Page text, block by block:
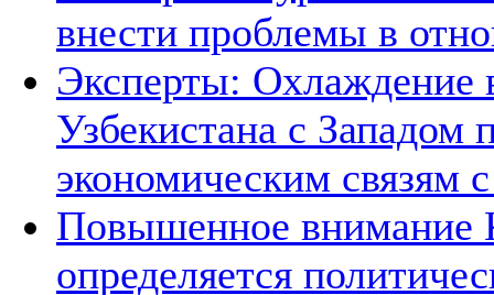
внести проблемы в
Эксперты: Охлаждение
Узбекистана с
экономическим связям
Повышенное внимание
определяется